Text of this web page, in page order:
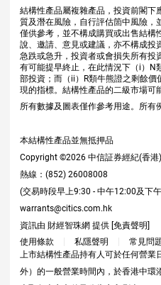
結構性產品屬複雜產品，投資前閣下
質及潛在風險，自行評估箇中風險，
僅供參考，並不構成購買或出售結構
說、邀請、意見或建議，亦不構成投
急跌或急升，投資者或會損失所有投
有可能提早終止，在此情況下（i）N
部投資；而（ii）R類牛熊證之剩餘
現的指標。結構性產品的二級市場可
所有數據及圖表僅作參考用途。所有
本結構性產品並無抵押品
Copyright ©2026 中信証券經紀(香
熱線：(852) 26008008
(交易時段早上9:30 - 中午12:00及下
warrants@citics.com.hk
資訊由 財經智珠網 提供 [免責聲明]
使用條款
私隱聲明
常見問
上市結構性產品持有人可於任何營
外）的一般營業時間內，於香港中